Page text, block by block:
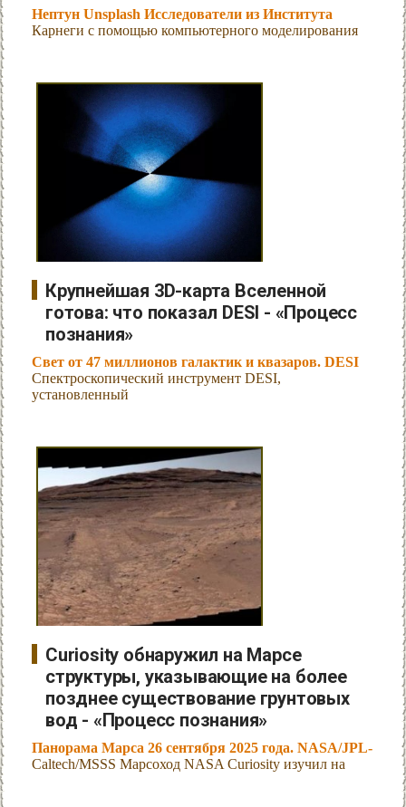
Нептун Unsplash Исследователи из Института
Карнеги с помощью компьютерного моделирования
Крупнейшая 3D-карта Вселенной
готова: что показал DESI - «Процесс
познания»
Свет от 47 миллионов галактик и квазаров. DESI
Спектроскопический инструмент DESI,
установленный
Curiosity обнаружил на Марсе
структуры, указывающие на более
позднее существование грунтовых
вод - «Процесс познания»
Панорама Марса 26 сентября 2025 года. NASA/JPL-
Caltech/MSSS Марсоход NASA Curiosity изучил на